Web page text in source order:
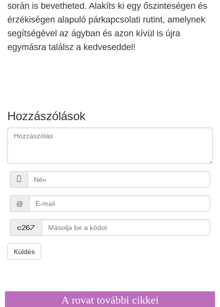
során is bevetheted. Alakíts ki egy őszinteségen és
érzékiségen alapuló párkapcsolati rutint, amelynek
segítségével az ágyban és azon kívül is újra
egymásra találsz a kedveseddel!
Hozzászólások
@
Küldés
A rovat további cikkei